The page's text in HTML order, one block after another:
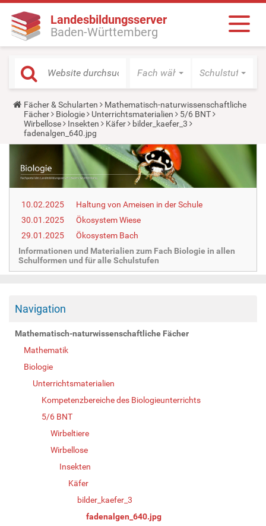
Landesbildungsserver
Baden-Württemberg
Fach wählen Schulstufe
Y
o
u
a
r
e
r
e
Fächer & Schularten
Mathematisch-naturwissenschaftliche
Fächer
Biologie Unterrichtsmaterialien
5/6 BNT
Wirbellose
Insekten Käfer
bilder_kaefer_3
fadenalgen_640.jpg
10.02.2025
Haltung von Ameisen in der Schule
30.01.2025
Ökosystem Wiese
29.01.2025
Ökosystem Bach
Informationen und Materialien zum Fach Biologie in allen
Schulformen und für alle Schulstufen
Navigation
Mathematisch-naturwissenschaftliche Fächer
Mathematik
Biologie
Unterrichtsmaterialien
Kompetenzbereiche des Biologieunterrichts
5/6 BNT
Wirbeltiere
Wirbellose
Insekten
Käfer
bilder_kaefer_3
fadenalgen_640.jpg